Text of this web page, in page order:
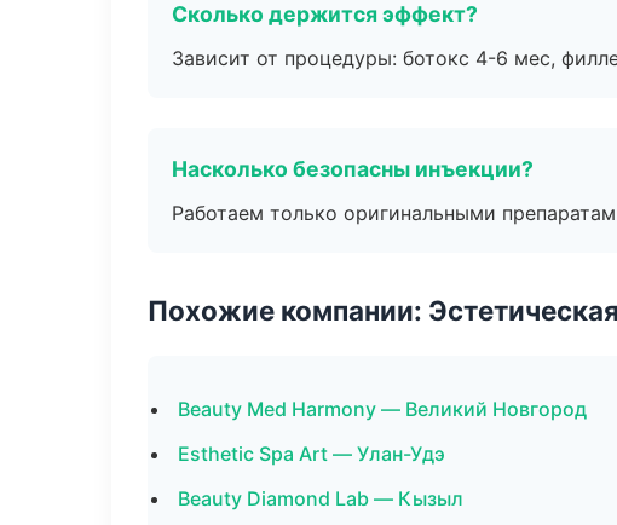
Сколько держится эффект?
Зависит от процедуры: ботокс 4-6 мес,
Насколько безопасны инъекции?
Работаем только оригинальными
Похожие компании:
Beauty Med Harmony — Великий Новгород
Esthetic Spa Art — Улан-Удэ
Beauty Diamond Lab — Кызыл